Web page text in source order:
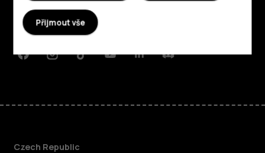
Planet and people
Podpora
FacebookInstagramTiktokYoutubeLinkedinDiscord
Czech Republic
Přijmout vše